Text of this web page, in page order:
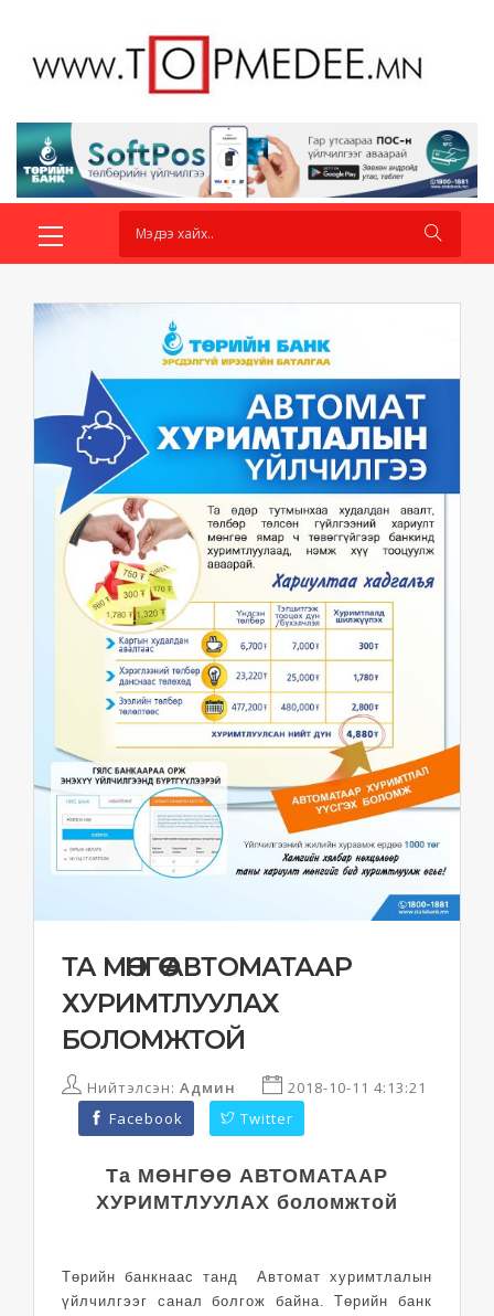
ТА МӨНГӨӨ АВТОМАТААР
ХУРИМТЛУУЛАХ
БОЛОМЖТОЙ
Нийтэлсэн: Админ
2018-10-11 4:13:21
Facebook
Twitter
Та МӨНГӨӨ АВТОМАТААР
ХУРИМТЛУУЛАХ боломжтой
Төрийн банкнаас танд Автомат хуримтлалын
үйлчилгээг санал болгож байна. Төрийн банк